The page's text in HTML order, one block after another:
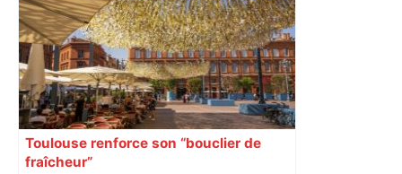
cinquantaine de migrants évacuée –
Actu.fr
Toulouse renforce son “bouclier de
fraîcheur”